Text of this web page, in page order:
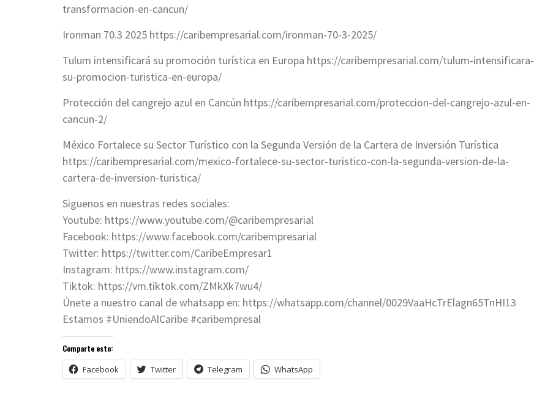
transformacion-en-cancun/
Ironman 70.3 2025 https://caribempresarial.com/ironman-70-3-2025/
Tulum intensificará su promoción turística en Europa https://caribempresarial.com/tulum-intensificara-
su-promocion-turistica-en-europa/
Protección del cangrejo azul en Cancún https://caribempresarial.com/proteccion-del-cangrejo-azul-en-
cancun-2/
México Fortalece su Sector Turístico con la Segunda Versión de la Cartera de Inversión Turística
https://caribempresarial.com/mexico-fortalece-su-sector-turistico-con-la-segunda-version-de-la-
cartera-de-inversion-turistica/
Siguenos en nuestras redes sociales:
Youtube: https://www.youtube.com/@caribempresarial
Facebook: https://www.facebook.com/caribempresarial
Twitter: https://twitter.com/CaribeEmpresar1
Instagram: https://www.instagram.com/
Tiktok: https://vm.tiktok.com/ZMkXk7wu4/
Únete a nuestro canal de whatsapp en: https://whatsapp.com/channel/0029VaaHcTrElagn65TnHI13
Estamos #UniendoAlCaribe #caribempresal
Comparte esto:
Facebook Twitter Telegram WhatsApp